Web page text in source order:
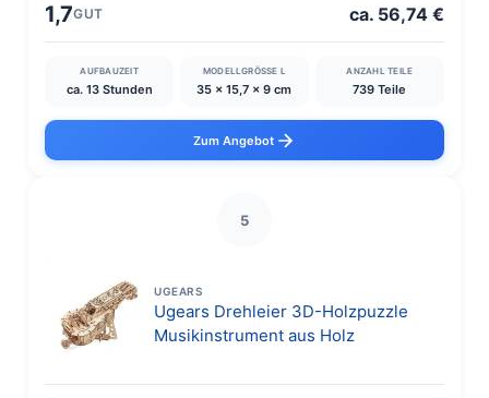
1,7GUT ca. 56,74 €
AUFBAUZEIT
ca. 13 Stunden
MODELLGRÖSSE L
35 x 15,7 x 9 cm
ANZAHL TEILE
739 Teile
Zum Angebot
5
UGEARS
Ugears Drehleier 3D-Holzpuzzle
Musikinstrument aus Holz